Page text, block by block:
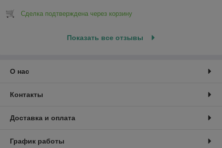
Сделка подтверждена через корзину
Показать все отзывы
О нас
Контакты
Доставка и оплата
График работы